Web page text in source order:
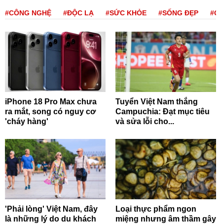
#CÔNG NGHỆ #ĐỘC LẠ #SỨC KHỎE #SỐNG ĐẸP
iPhone 18 Pro Max chưa
ra mắt, song có nguy cơ
'cháy hàng'
Tuyển Việt Nam thắng
Campuchia: Đạt mục tiêu
và sửa lỗi cho...
'Phải lòng' Việt Nam, đây
là những lý do du khách
Loại thực phẩm ngon
miệng nhưng âm thầm gây